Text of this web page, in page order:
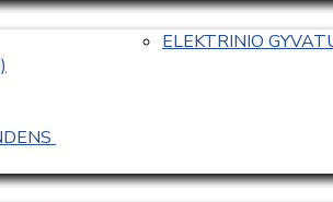
ELEKTRINIO